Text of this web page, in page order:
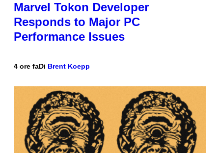
Marvel Tokon Developer
Responds to Major PC
Performance Issues
4 ore faDi Brent Koepp